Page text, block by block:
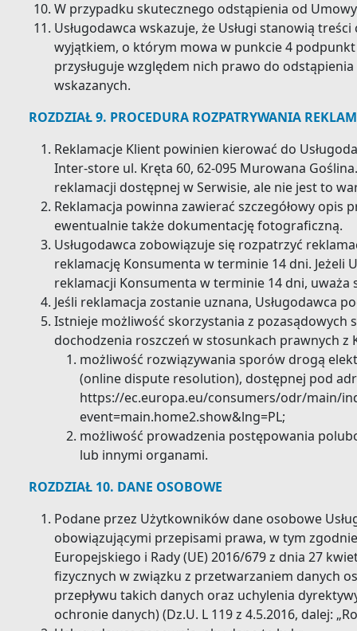
W przypadku skutecznego odstąpienia od
Usługodawca wskazuje, że Usługi stanowią
wyjątkiem, o którym mowa w punkcie 4 podpunkt
przysługuje względem nich prawo do
wskazanych.
ROZDZIAŁ 9. PROCEDURA ROZPATRYWANIA
Reklamacje Klient powinien kierować do
Inter-store ul. Kręta 60, 62-095 Murowana
reklamacji dostępnej w Serwisie, ale nie jest to
Reklamacja powinna zawierać szczegółowy opis
ewentualnie także dokumentację fotograficzną.
Usługodawca zobowiązuje się rozpatrzyć
reklamację Konsumenta w terminie 14 dni. Jeżeli
reklamacji Konsumenta w terminie 14 dni, uważa
Jeśli reklamacja zostanie uznana, Usługodawca
Istnieje możliwość skorzystania z
dochodzenia roszczeń w stosunkach prawnych z
możliwość rozwiązywania sporów drogą
(online dispute resolution), dostępnej pod
https://ec.europa.eu/consumers/odr/main/
event=main.home2.show&lng=PL;
możliwość prowadzenia postępowania
lub innymi organami.
ROZDZIAŁ 10. DANE OSOBOWE
Podane przez Użytkowników dane osobowe
obowiązującymi przepisami prawa, w tym
Europejskiego i Rady (UE) 2016/679 z dnia 27
fizycznych w związku z przetwarzaniem danych
przepływu takich danych oraz uchylenia
ochronie danych) (Dz.U. L 119 z 4.5.2016, dalej: